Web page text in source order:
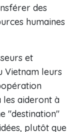
des
humaines
et
Vietnam leurs
les aideront à
"destination"
plutôt que